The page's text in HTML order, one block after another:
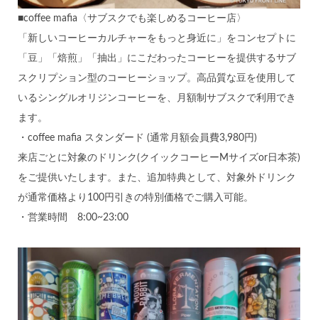
■coffee mafia〈サブスクでも楽しめるコーヒー店〉
「新しいコーヒーカルチャーをもっと身近に」をコンセプトに
「豆」「焙煎」「抽出」にこだわったコーヒーを提供するサブ
スクリプション型のコーヒーショップ。高品質な豆を使用して
いるシングルオリジンコーヒーを、月額制サブスクで利用でき
ます。
・coffee mafia スタンダード (通常月額会員費3,980円)
来店ごとに対象のドリンク(クイックコーヒーMサイズor日本茶)
をご提供いたします。また、追加特典として、対象外ドリンク
が通常価格より100円引きの特別価格でご購入可能。
・営業時間 8:00~23:00